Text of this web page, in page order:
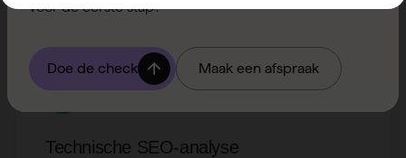
Technische SEO-analyse
voor de eerste stap?